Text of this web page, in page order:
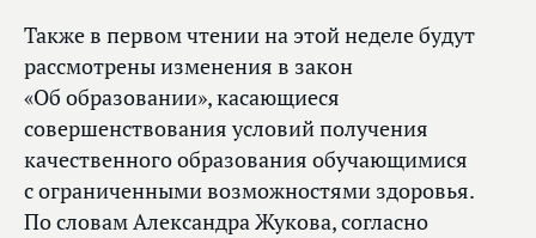
Также в первом чтении на этой неделе будут
рассмотрены изменения в закон
«Об образовании», касающиеся
совершенствования условий получения
качественного образования обучающимися
с ограниченными возможностями здоровья.
По словам Александра Жукова, согласно